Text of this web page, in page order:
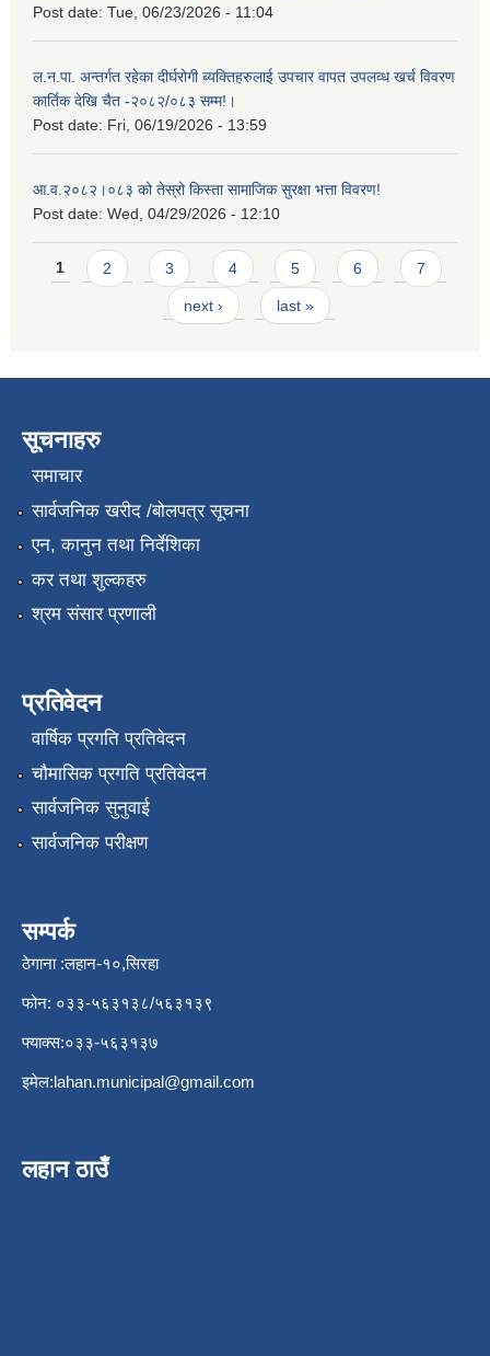
Post date: Tue, 06/23/2026 - 11:04
ल.न.पा. अन्तर्गत रहेका दीर्घरोगी ब्यक्तिहरुलाई उपचार वापत उपलव्ध खर्च विवरण
कार्तिक देखि चैत -२०८२/०८३ सम्म!।
Post date: Fri, 06/19/2026 - 13:59
आ.व.२०८२।०८३ को तेस्रो किस्ता सामाजिक सुरक्षा भत्ता विवरण!
Post date: Wed, 04/29/2026 - 12:10
Pages
1 2 3 4 5 6 7
next › last »
सूचनाहरु
समाचार
सार्वजनिक खरीद /बोलपत्र सूचना
एन, कानुन तथा निर्देशिका
कर तथा शुल्कहरु
श्रम संसार प्रणाली
प्रतिवेदन
वार्षिक प्रगति प्रतिवेदन
चौमासिक प्रगति प्रतिवेदन
सार्वजनिक सुनुवाई
सार्वजनिक परीक्षण
सम्पर्क
ठेगाना :लहान-१०,सिरहा
फोन: ०३३-५६३१३८/५६३१३९
फ्याक्स:०३३-५६३१३७
इमेल:lahan.municipal@gmail.com
लहान ठाउँ